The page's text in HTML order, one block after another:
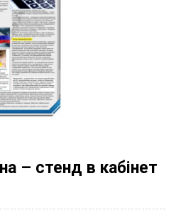
– стенд в кабінет